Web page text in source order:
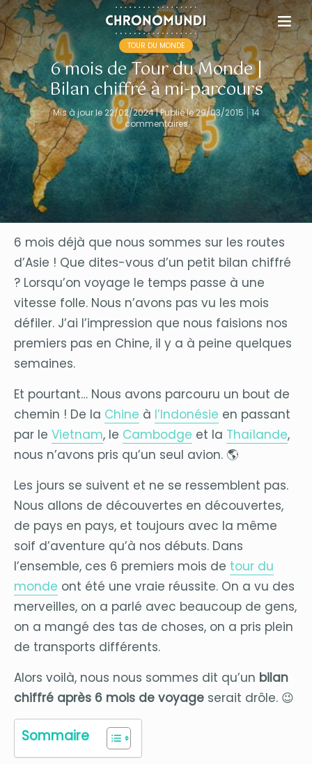
TOUR DU MONDE
6 mois de Tour du Monde |
Bilan chiffré à mi-parcours
Mis à jour le 22/02/2024 | Publié le 29/03/2015
14
commentaires
6 mois déjà que nous sommes sur les routes
d’Asie ! Que dites-vous d’un petit bilan chiffré
? Lorsqu’on voyage le temps passe à une
vitesse folle. Nous n’avons pas vu les mois
défiler. J’ai l’impression que nous faisions nos
premiers pas en Chine, il y a à peine quelques
semaines.
Et pourtant… Nous avons parcouru un bout de
chemin ! De la Chine à l’Indonésie en passant
par le Vietnam, le Cambodge et la Thaïlande,
nous n’avons pris qu’un seul avion. 🌎
Les jours se suivent et ne se ressemblent pas.
Nous allons de découvertes en découvertes,
de pays en pays, et toujours avec la même
soif d’aventure qu’à nos débuts. Dans
l’ensemble, ces 6 premiers mois de tour du
monde ont été une vraie réussite. On a vu des
merveilles, on a parlé avec beaucoup de gens,
on a mangé des tas de choses, on a pris plein
de transports différents.
Alors voilà, nous nous sommes dit qu’un bilan
chiffré après 6 mois de voyage serait drôle. 😉
Sommaire